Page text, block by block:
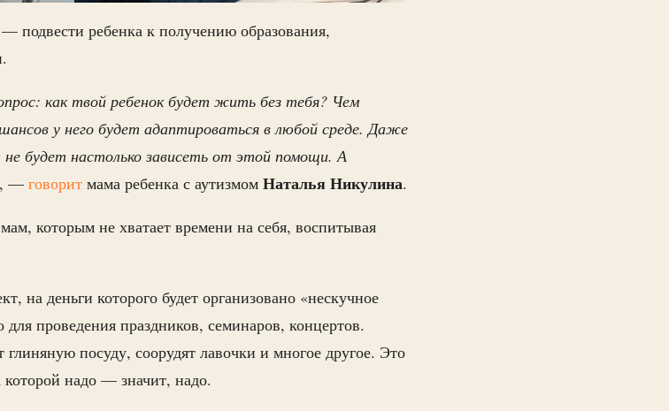
подвести ребенка к получению образования,
как твой ребенок будет жить без тебя? Чем
у него будет адаптироваться в любой среде. Даже
будет настолько зависеть от этой помощи. А
, — говорит мама ребенка с аутизмом Наталья Никулина.
которым не хватает времени на себя, воспитывая
на деньги которого будет организовано «нескучное
проведения праздников, семинаров, концертов.
глиняную посуду, соорудят лавочки и многое другое. Это
надо — значит, надо.